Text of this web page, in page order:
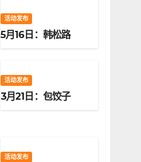
活动发布
5月16日：韩松路
活动发布
3月21日：包饺子
活动发布